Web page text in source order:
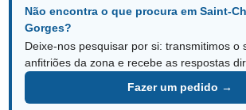
Não encontra o que procura em Saint-
Gorges?
Deixe-nos pesquisar por si: transmitimos o
anfitriões da zona e recebe as respostas
Fazer um pedido →